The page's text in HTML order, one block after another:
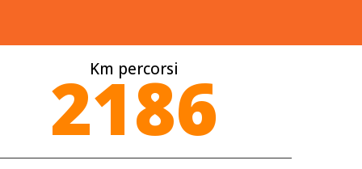
Km percorsi
2186